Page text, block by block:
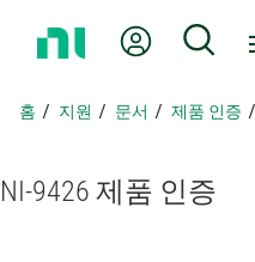
지
아
내 계정 검색
홈 지원 문서 제품 인증
NI-9426 제품 인증